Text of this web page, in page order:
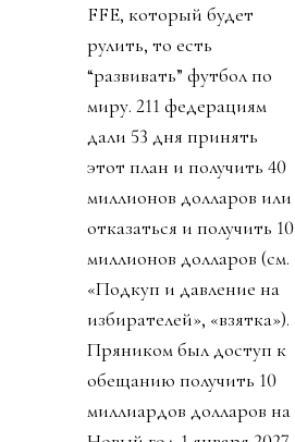
FFE, который будет
рулить, то есть
“развивать” футбол по
миру. 211 федерациям
дали 53 дня принять
этот план и получить 40
миллионов долларов или
отказаться и получить 10
миллионов долларов (см.
«Подкуп и давление на
избирателей», «взятка»).
Пряником был доступ к
обещанию получить 10
миллиардов долларов на